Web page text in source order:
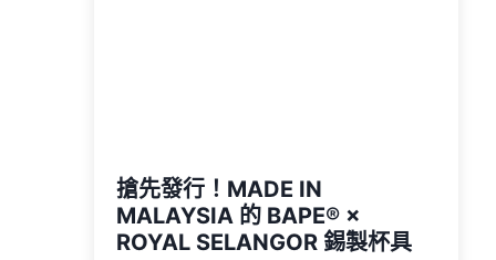
搶先發行！MADE IN
MALAYSIA 的 BAPE® ×
ROYAL SELANGOR 錫製杯具